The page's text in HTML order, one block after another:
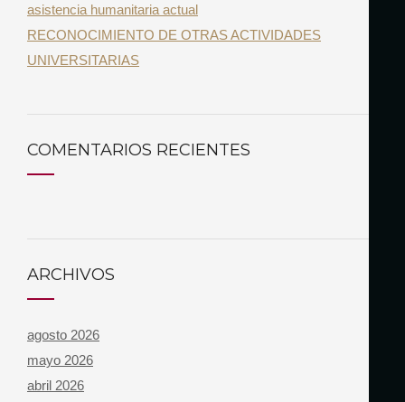
asistencia humanitaria actual
RECONOCIMIENTO DE OTRAS ACTIVIDADES
UNIVERSITARIAS
COMENTARIOS RECIENTES
ARCHIVOS
agosto 2026
mayo 2026
abril 2026